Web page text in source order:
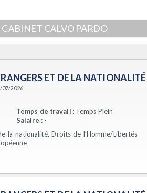
CABINET CALVO PARDO
ET DE LA NATIONALITÉ
07/2026
Temps de travail :Temps Plein
Salaire :-
la nationalité, Droits de l’Homme/Libertés